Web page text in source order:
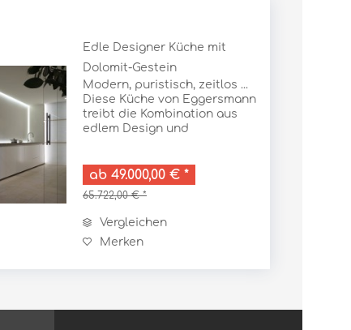
Edle Designer Küche mit
Dolomit-Gestein
Modern, puristisch, zeitlos ...
Diese Küche von Eggersmann
treibt die Kombination aus
edlem Design und
kommt sie daher und
offenbart erst beim zweiten
Blick die Fülle an...
ab 49.000,00 € *
65.722,00 € *
Vergleichen
Merken